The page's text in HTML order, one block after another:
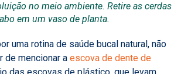
no meio ambiente. Retire as cerdas
em um vaso de planta.
uma rotina de saúde bucal natural, não
de mencionar aescova de dente de